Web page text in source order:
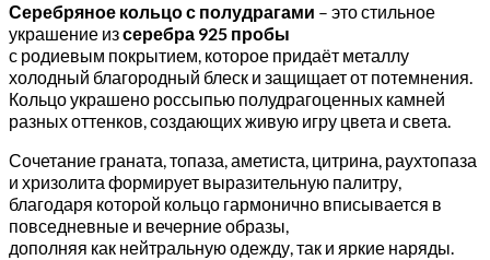
Серебряное кольцо с полудрагами – это стильное
украшение изсеребра 925 пробы
с родиевым покрытием, которое придаёт металлу
холодный благородный блеск и защищает от потемнения.
Кольцо украшено россыпью полудрагоценных камней
разных оттенков, создающих живую игру цвета и света.
Сочетание граната, топаза, аметиста, цитрина, раухтопаза
и хризолита формирует выразительную палитру,
благодаря которой кольцо гармонично вписывается в
повседневные и вечерние образы,
дополняя как нейтральную одежду, так и яркие наряды.